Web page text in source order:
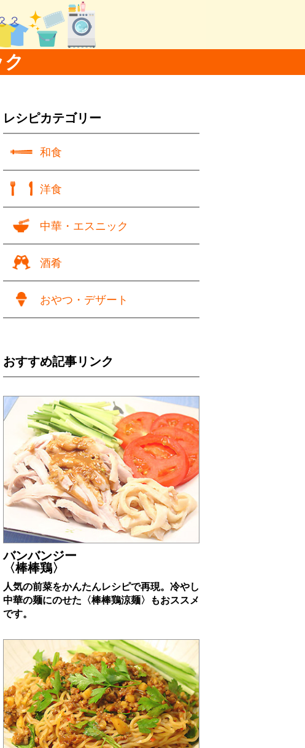
レシピカテゴリー
和食
洋食
中華・エスニック
酒肴
おやつ・デザート
おすすめ記事リンク
バンバンジー
〈棒棒鶏〉
人気の前菜をかんたんレシピで再現。冷やし
中華の麺にのせた〈棒棒鶏涼麺〉もおススメ
です。